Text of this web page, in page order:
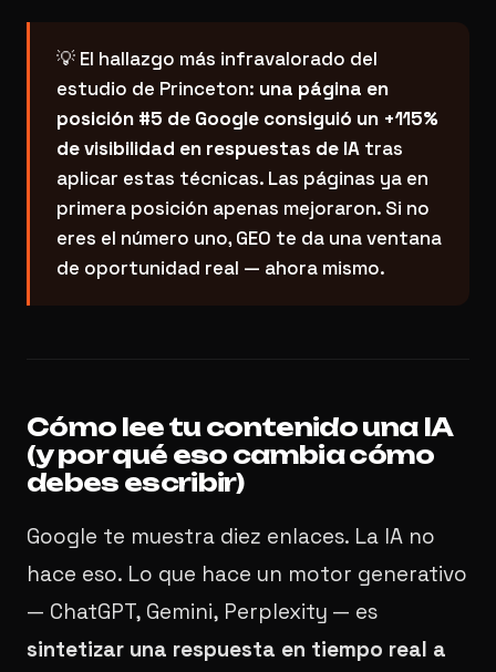
💡 El hallazgo más infravalorado del
estudio de Princeton: una página en
posición #5 de Google consiguió un +115%
de visibilidad en respuestas de IA tras
aplicar estas técnicas. Las páginas ya en
primera posición apenas mejoraron. Si no
eres el número uno, GEO te da una ventana
de oportunidad real — ahora mismo.
Cómo lee tu contenido una IA
(y por qué eso cambia cómo
debes escribir)
Google te muestra diez enlaces. La IA no
hace eso. Lo que hace un motor generativo
— ChatGPT, Gemini, Perplexity — es
sintetizar una respuesta en tiempo real a